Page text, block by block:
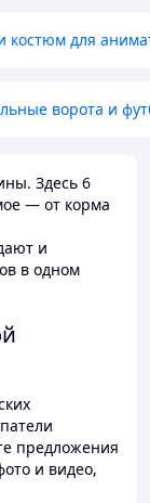
костюм для
ворота и
Здесь 6
— от корма
и
в одном
предложения
и видео,